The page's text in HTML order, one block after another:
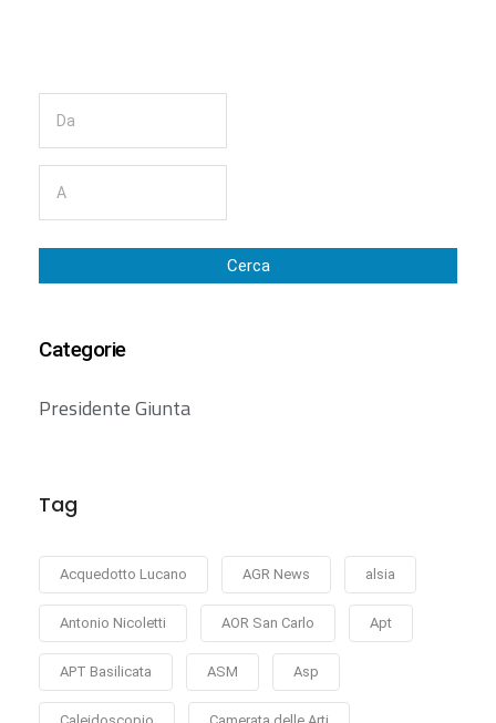
Cerca
Categorie
Presidente Giunta
Tag
Acquedotto Lucano AGR News alsia
Antonio Nicoletti AOR San Carlo Apt
APT Basilicata ASM Asp